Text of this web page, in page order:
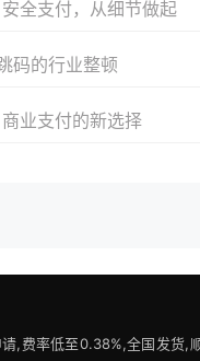
全支付，从细节做起
码的行业整顿
业支付的新选择
,费率低至0.38%,全国发货,